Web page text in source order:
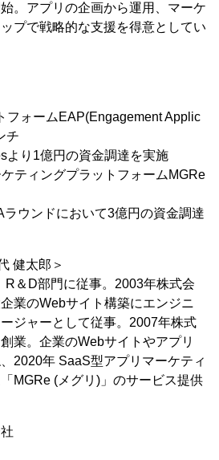
。アプリの企画から運用、マーケ
プで戦略的な支援を得意としてい
フォームEAP(Engagement Applic
チ
より1億円の資金調達を実施
ティングプラットフォームMGRe
ウンドにおいて3億円の資金調達
健太郎＞
R＆D部門に従事。2003年株式会
業のWebサイト構築にエンジニ
ジャーとして従事。2007年株式
業。企業のWebサイトやアプリ
2020年 SaaS型アプリマーケティ
MGRe (メグリ)」のサービス提供